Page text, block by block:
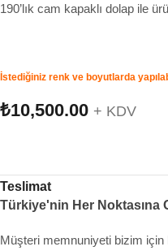
190’lık cam kapaklı dolap ile
İstediğiniz renk ve boyutlarda
₺10,500.00 + KDV
Teslimat
Türkiye'nin Her Noktasına
Müşteri memnuniyeti bizim